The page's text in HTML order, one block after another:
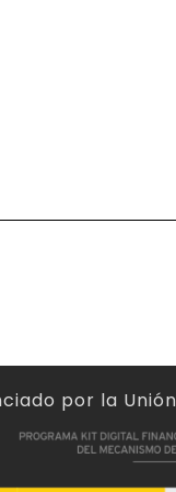
por la